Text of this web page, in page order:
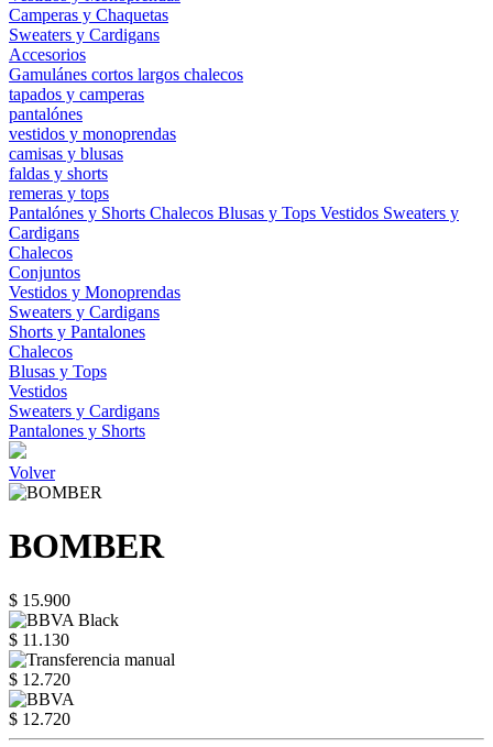
Camperas y Chaquetas
Sweaters y Cardigans
Accesorios
Gamulánes cortos largos chalecos
tapados y camperas
pantalónes
vestidos y monoprendas
camisas y blusas
faldas y shorts
remeras y tops
Pantalónes y Shorts Chalecos Blusas y Tops Vestidos Sweaters y
Cardigans
Chalecos
Conjuntos
Vestidos y Monoprendas
Sweaters y Cardigans
Shorts y Pantalones
Chalecos
Blusas y Tops
Vestidos
Sweaters y Cardigans
Pantalones y Shorts
Volver
BOMBER
$ 15.900
$ 11.130
$ 12.720
$ 12.720